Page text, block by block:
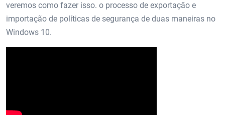
veremos como fazer isso. o processo de exportação e
importação de políticas de segurança de duas maneiras no
Windows 10.